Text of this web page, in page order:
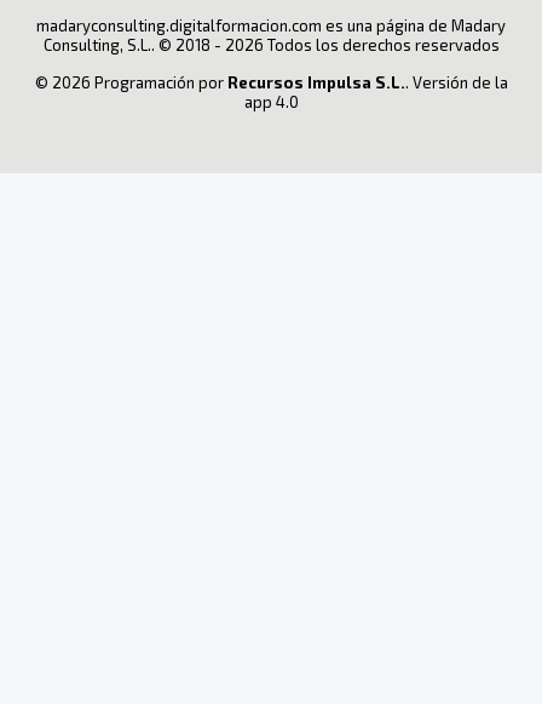
madaryconsulting.digitalformacion.com es una página de Madary
Consulting, S.L.. © 2018 - 2026 Todos los derechos reservados
© 2026 Programación por Recursos Impulsa S.L.. Versión de la
app 4.0